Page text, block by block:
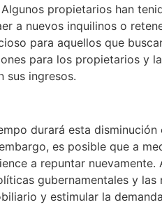
propietarios han
a nuevos inquilinos o
para aquellos que
para los propietarios y
sus ingresos.
durará esta disminución
es posible que a
a repuntar nuevamente.
gubernamentales y las
y estimular la